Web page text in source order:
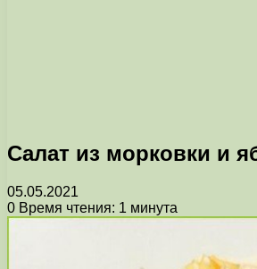
Салат из морковки и
05.05.2021
0 Время чтения: 1 минута